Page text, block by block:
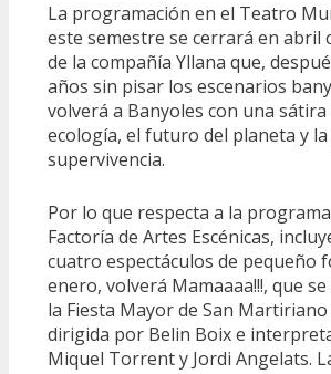
La programación en el Teatro
este semestre se cerrará en abril
de la compañía Yllana que,
años sin pisar los escenarios
volverá a Banyoles con una
ecología, el futuro del planeta y
supervivencia.
Por lo que respecta a la
Factoría de Artes Escénicas,
cuatro espectáculos de pequeño
enero, volverá Mamaaaa!!!, que
la Fiesta Mayor de San Martiriano
dirigida por Belin Boix e
Miquel Torrent y Jordi Angelats.